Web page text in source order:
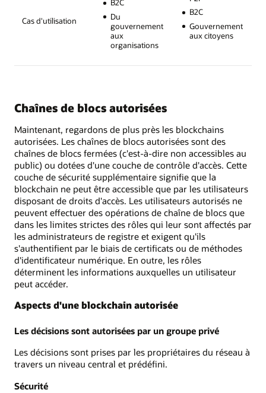
Cas d'utilisation
B2C
Du
gouvernement
aux
organisations
B2C
Gouvernement
aux citoyens
Chaînes de blocs autorisées
Maintenant, regardons de plus près les blockchains
autorisées. Les chaînes de blocs autorisées sont des
chaînes de blocs fermées (c'est-à-dire non accessibles au
public) ou dotées d'une couche de contrôle d'accès. Cette
couche de sécurité supplémentaire signifie que la
blockchain ne peut être accessible que par les utilisateurs
disposant de droits d'accès. Les utilisateurs autorisés ne
peuvent effectuer des opérations de chaîne de blocs que
dans les limites strictes des rôles qui leur sont affectés par
les administrateurs de registre et exigent qu'ils
s'authentifient par le biais de certificats ou de méthodes
d'identificateur numérique. En outre, les rôles
déterminent les informations auxquelles un utilisateur
peut accéder.
Aspects d'une blockchain autorisée
Les décisions sont autorisées par un groupe privé
Les décisions sont prises par les propriétaires du réseau à
travers un niveau central et prédéfini.
Sécurité